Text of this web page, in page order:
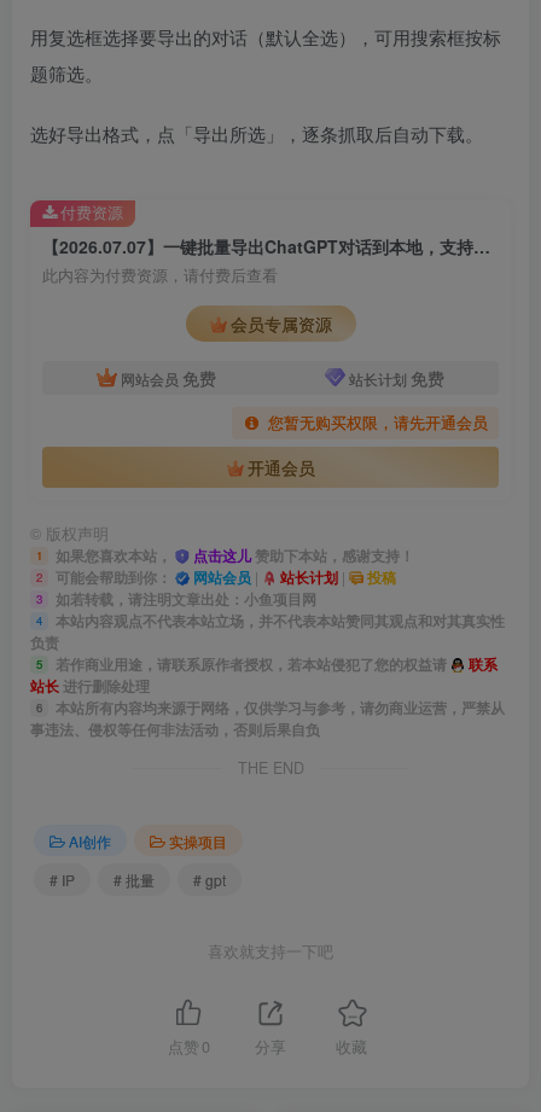
用复选框选择要导出的对话（默认全选），可用搜索框按标
题筛选。
选好导出格式，点「导出所选」，逐条抓取后自动下载。
【2026.07.07】一键批量导出ChatGPT对话到本地，支持Markdown/JSON格式，纯本地运行保障数据隐私安全
此内容为付费资源，请付费后查看
会员专属资源
网站会员 免费 站长计划 免费
您暂无购买权限，请先开通会员
开通会员
付费资源
© 版权声明
1 如果您喜欢本站， 点击这儿赞助下本站，感谢支持！
2 可能会帮助到你： 网站会员 | 站长计划 | 投稿
3 如若转载，请注明文章出处：小鱼项目网
4
本站内容观点不代表本站立场，并不代表本站赞同其观点和对其真实性
负责
5 若作商业用途，请联系原作者授权，若本站侵犯了您的权益请
联系
站长进行删除处理
6
本站所有内容均来源于网络，仅供学习与参考，请勿商业运营，严禁从
事违法、侵权等任何非法活动，否则后果自负
THE END
AI创作
实操项目
# IP
# 批量 # gpt
喜欢就支持一下吧
点赞 0 分享 收藏